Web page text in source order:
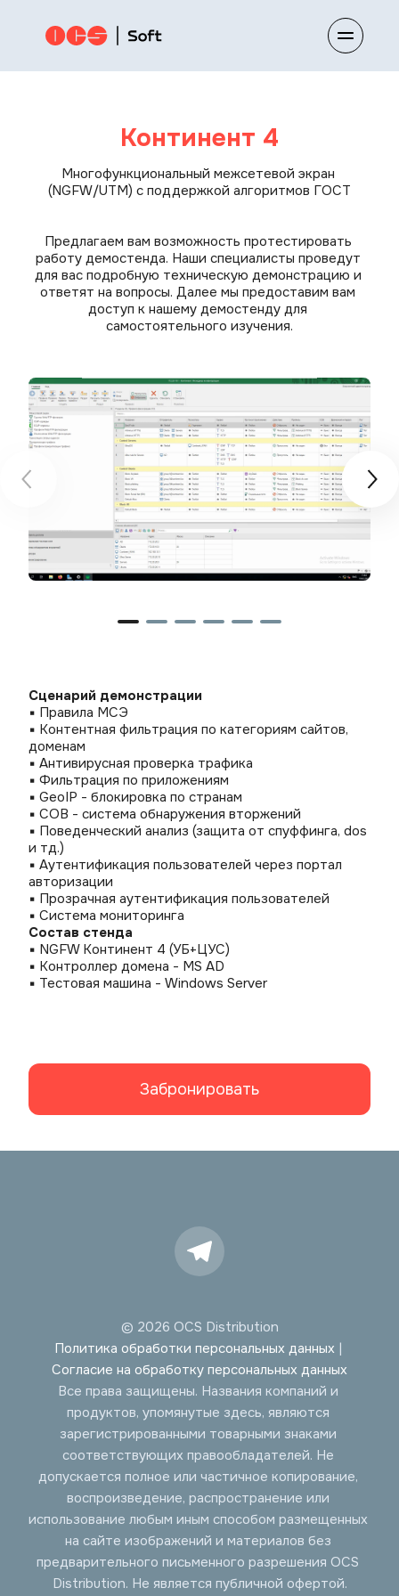
Континент 4
Многофункциональный межсетевой экран
(NGFW/UTM) с поддержкой алгоритмов ГОСТ
Предлагаем вам возможность протестировать
работу демостенда. Наши специалисты проведут
для вас подробную техническую демонстрацию и
ответят на вопросы. Далее мы предоставим вам
доступ к нашему демостенду для
самостоятельного изучения.
Сценарий демонстрации
▪ Правила МСЭ
▪ Контентная фильтрация по категориям сайтов,
доменам
▪ Антивирусная проверка трафика
▪ Фильтрация по приложениям
▪ GeoIP - блокировка по странам
▪ СОВ - система обнаружения вторжений
▪ Поведенческий анализ (защита от спуффинга, dos
и тд.)
▪ Аутентификация пользователей через портал
авторизации
▪ Прозрачная аутентификация пользователей
▪ Система мониторинга
Состав стенда
▪ NGFW Континент 4 (УБ+ЦУС)
▪ Контроллер домена - MS AD
▪ Тестовая машина - Windows Server
Забронировать
© 2026 OCS Distribution
Политика обработки персональных данных
Согласие на обработку персональных данных
Все права защищены. Названия компаний и
продуктов, упомянутые здесь, являются
зарегистрированными товарными знаками
соответствующих правообладателей. Не
допускается полное или частичное копирование,
воспроизведение, распространение или
использование любым иным способом размещенных
на сайте изображений и материалов без
предварительного письменного разрешения OCS
Distribution. Не является публичной офертой.